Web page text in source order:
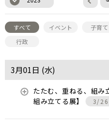
すべて イベント 子育て
行政
3月01日 (水)
たたむ、重ねる、組み
組み立てる展】
3/26